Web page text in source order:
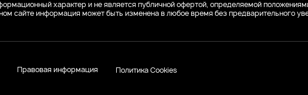
характер и не является публичной офертой, определяемой
сайте информация может быть изменена в любое время без предварительного
Правовая информация Политика Cookies